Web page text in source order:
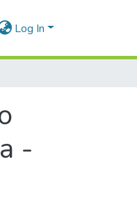
Log In
-